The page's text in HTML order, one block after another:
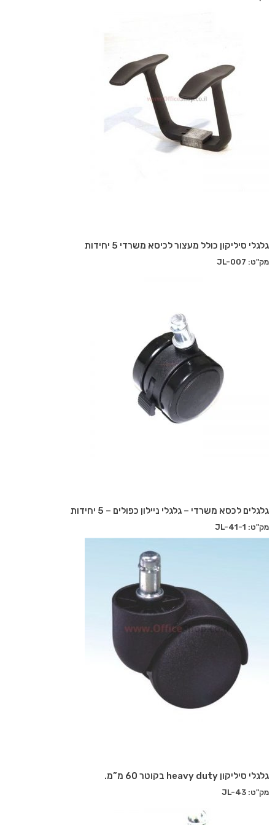
גלגלי סיליקון כולל מעצור לכיסא משרדי 5 יחידות
מק"ט: JL-007
גלגלים לכסא משרדי – גלגלי ניילון כפולים – 5 יחידות
מק"ט: JL-41-1
גלגלי סיליקון heavy duty בקוטר 60 מ”מ.
מק"ט: JL-43